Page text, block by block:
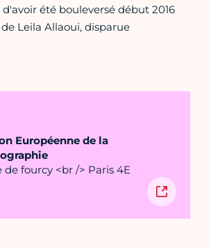
été bouleversé début 2016
Leila Allaoui, disparue
Européenne de la
de fourcy <br /> Paris 4E